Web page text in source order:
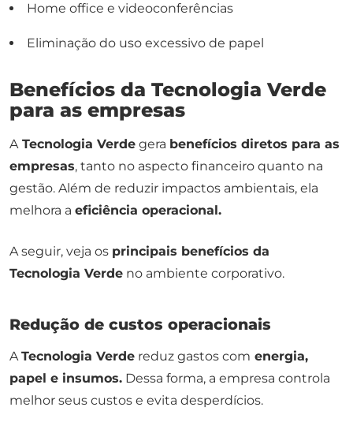
Home office e videoconferências
Eliminação do uso excessivo de papel
Benefícios da Tecnologia Verde
para as empresas
ATecnologia Verde gera benefícios diretos para as
empresas, tanto no aspecto financeiro quanto na
gestão. Além de reduzir impactos ambientais, ela
melhora a eficiência operacional.
A seguir, veja os principais benefícios da
Tecnologia Verde no ambiente corporativo.
Redução de custos operacionais
ATecnologia Verde reduz gastos com energia,
papel e insumos. Dessa forma, a empresa controla
melhor seus custos e evita desperdícios.